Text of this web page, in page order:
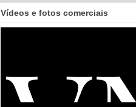
Vídeos e fotos comerciais